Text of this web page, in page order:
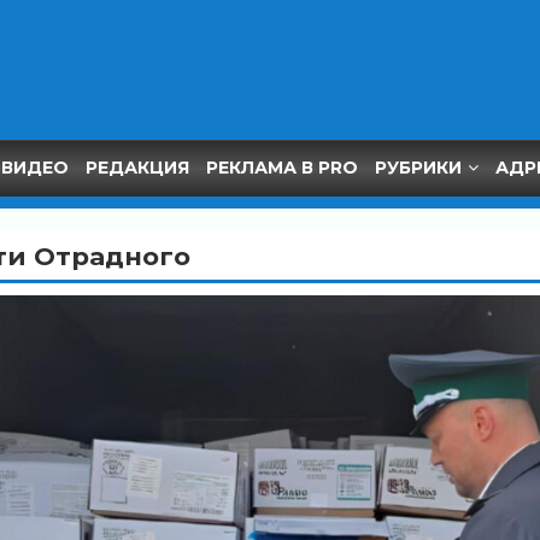
ВИДЕО РЕДАКЦИЯ РЕКЛАМА В PRO РУБРИКИ
Отрадного